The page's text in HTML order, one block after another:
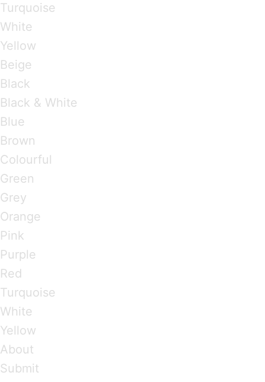
Turquoise
White
Yellow
Beige
Black
Black & White
Blue
Brown
Colourful
Green
Grey
Orange
Pink
Purple
Red
Turquoise
White
Yellow
About
Submit